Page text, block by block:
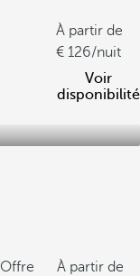
À partir de
126/nuit
Voir
disponibilité
Offre
À partir de